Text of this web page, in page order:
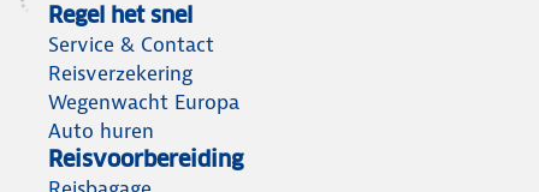
Regel het snel
Service & Contact
Reisverzekering
Wegenwacht Europa
Auto huren
Reisvoorbereiding